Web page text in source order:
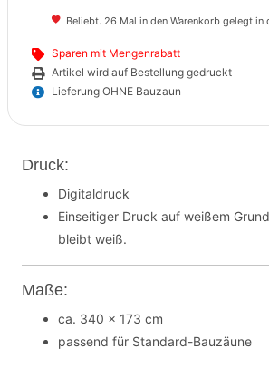
Beliebt. 26 Mal in den Warenkorb gelegt in
Sparen mit Mengenrabatt
Artikel wird auf Bestellung gedruckt
Lieferung OHNE Bauzaun
Druck:
Digitaldruck
Einseitiger Druck auf weißem
bleibt weiß.
Maße:
ca. 340 x 173 cm
passend für Standard-Bauzäune